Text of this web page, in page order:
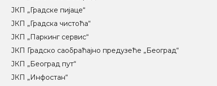
ЈКП „Градске пијаце“
ЈКП „Градска чистоћа“
ЈКП „Паркинг сервис“
ЈКП Градско саобраћајно предузеће „Београд“
ЈКП „Београд пут“
ЈКП „Инфостан“